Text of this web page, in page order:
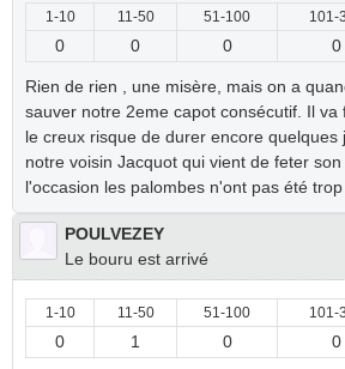
1-10 11-50 51-100 101-
0 0 0 0
Rien de rien , une misère, mais on a
sauver notre 2eme capot consécutif. Il va
le creux risque de durer encore quelques
notre voisin Jacquot qui vient de feter
l'occasion les palombes n'ont pas été trop
POULVEZEY
Le bouru est arrivé
1-10 11-50 51-100 101-
0 1 0 0